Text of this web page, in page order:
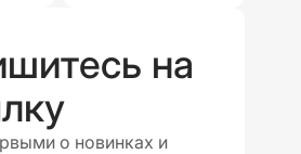
на
о новинках и